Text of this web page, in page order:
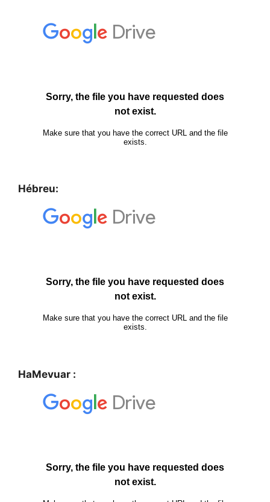
Hébreu:
HaMevuar :